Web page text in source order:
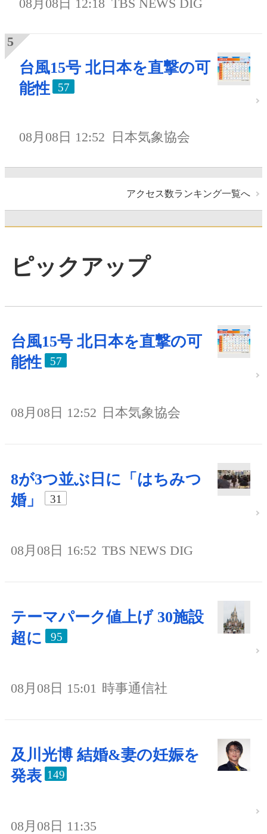
08月08日 12:18 TBS NEWS DIG
台風15号 北日本を直撃の可
能性
57
08月08日 12:52 日本気象協会
アクセス数ランキング一覧へ
ピックアップ
台風15号 北日本を直撃の可
能性
57
08月08日 12:52 日本気象協会
8が3つ並ぶ日に「はちみつ
婚」
31
08月08日 16:52 TBS NEWS DIG
テーマパーク値上げ 30施設
超に
95
08月08日 15:01 時事通信社
及川光博 結婚&妻の妊娠を
発表 149
08月08日 11:35